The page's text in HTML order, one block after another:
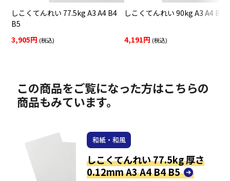
しこくてんれい 77.5kg A3 A4 B4
B5
3,905円 (税込)
しこくてんれい 90kg A3 A4 B4
4,191円 (税込)
この商品をご覧になった方はこちらの
商品もみています。
和紙・和風
しこくてんれい 77.5kg 厚さ
0.12mm A3 A4 B4 B5